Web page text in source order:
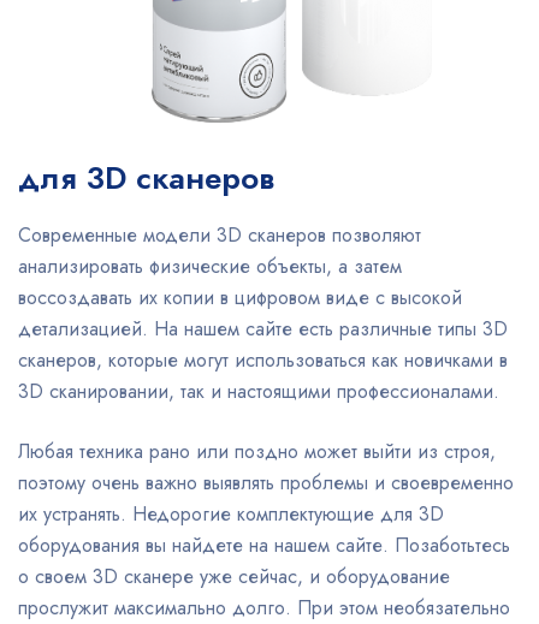
для 3D сканеров
Современные модели 3D сканеров позволяют
анализировать физические объекты, а затем
воссоздавать их копии в цифровом виде с высокой
детализацией. На нашем сайте есть различные типы 3D
сканеров, которые могут использоваться как новичками в
3D сканировании, так и настоящими профессионалами.
Любая техника рано или поздно может выйти из строя,
поэтому очень важно выявлять проблемы и своевременно
их устранять. Недорогие комплектующие для 3D
оборудования вы найдете на нашем сайте. Позаботьтесь
о своем 3D сканере уже сейчас, и оборудование
прослужит максимально долго. При этом необязательно